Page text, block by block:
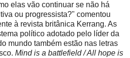
elas vão continuar se não há
ou progressista?" comentou
à revista britânica Kerrang. As
político adotado pelo líder da
mundo também estão nas letras
Mind is a battlefield / All hope is